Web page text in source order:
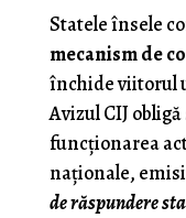
Statele însele
mecanism de
închide viitorul
Avizul CIJ
funcţionarea
naţionale,
de răspundere